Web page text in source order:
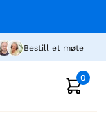
Bestill et møte
0